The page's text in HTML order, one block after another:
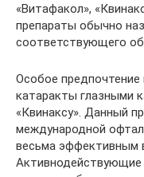
«Витафакол»,
препараты обычно
соответствующего
Особое предпочтение
катаракты глазными
«Квинаксу». Данный
международной
весьма эффективным